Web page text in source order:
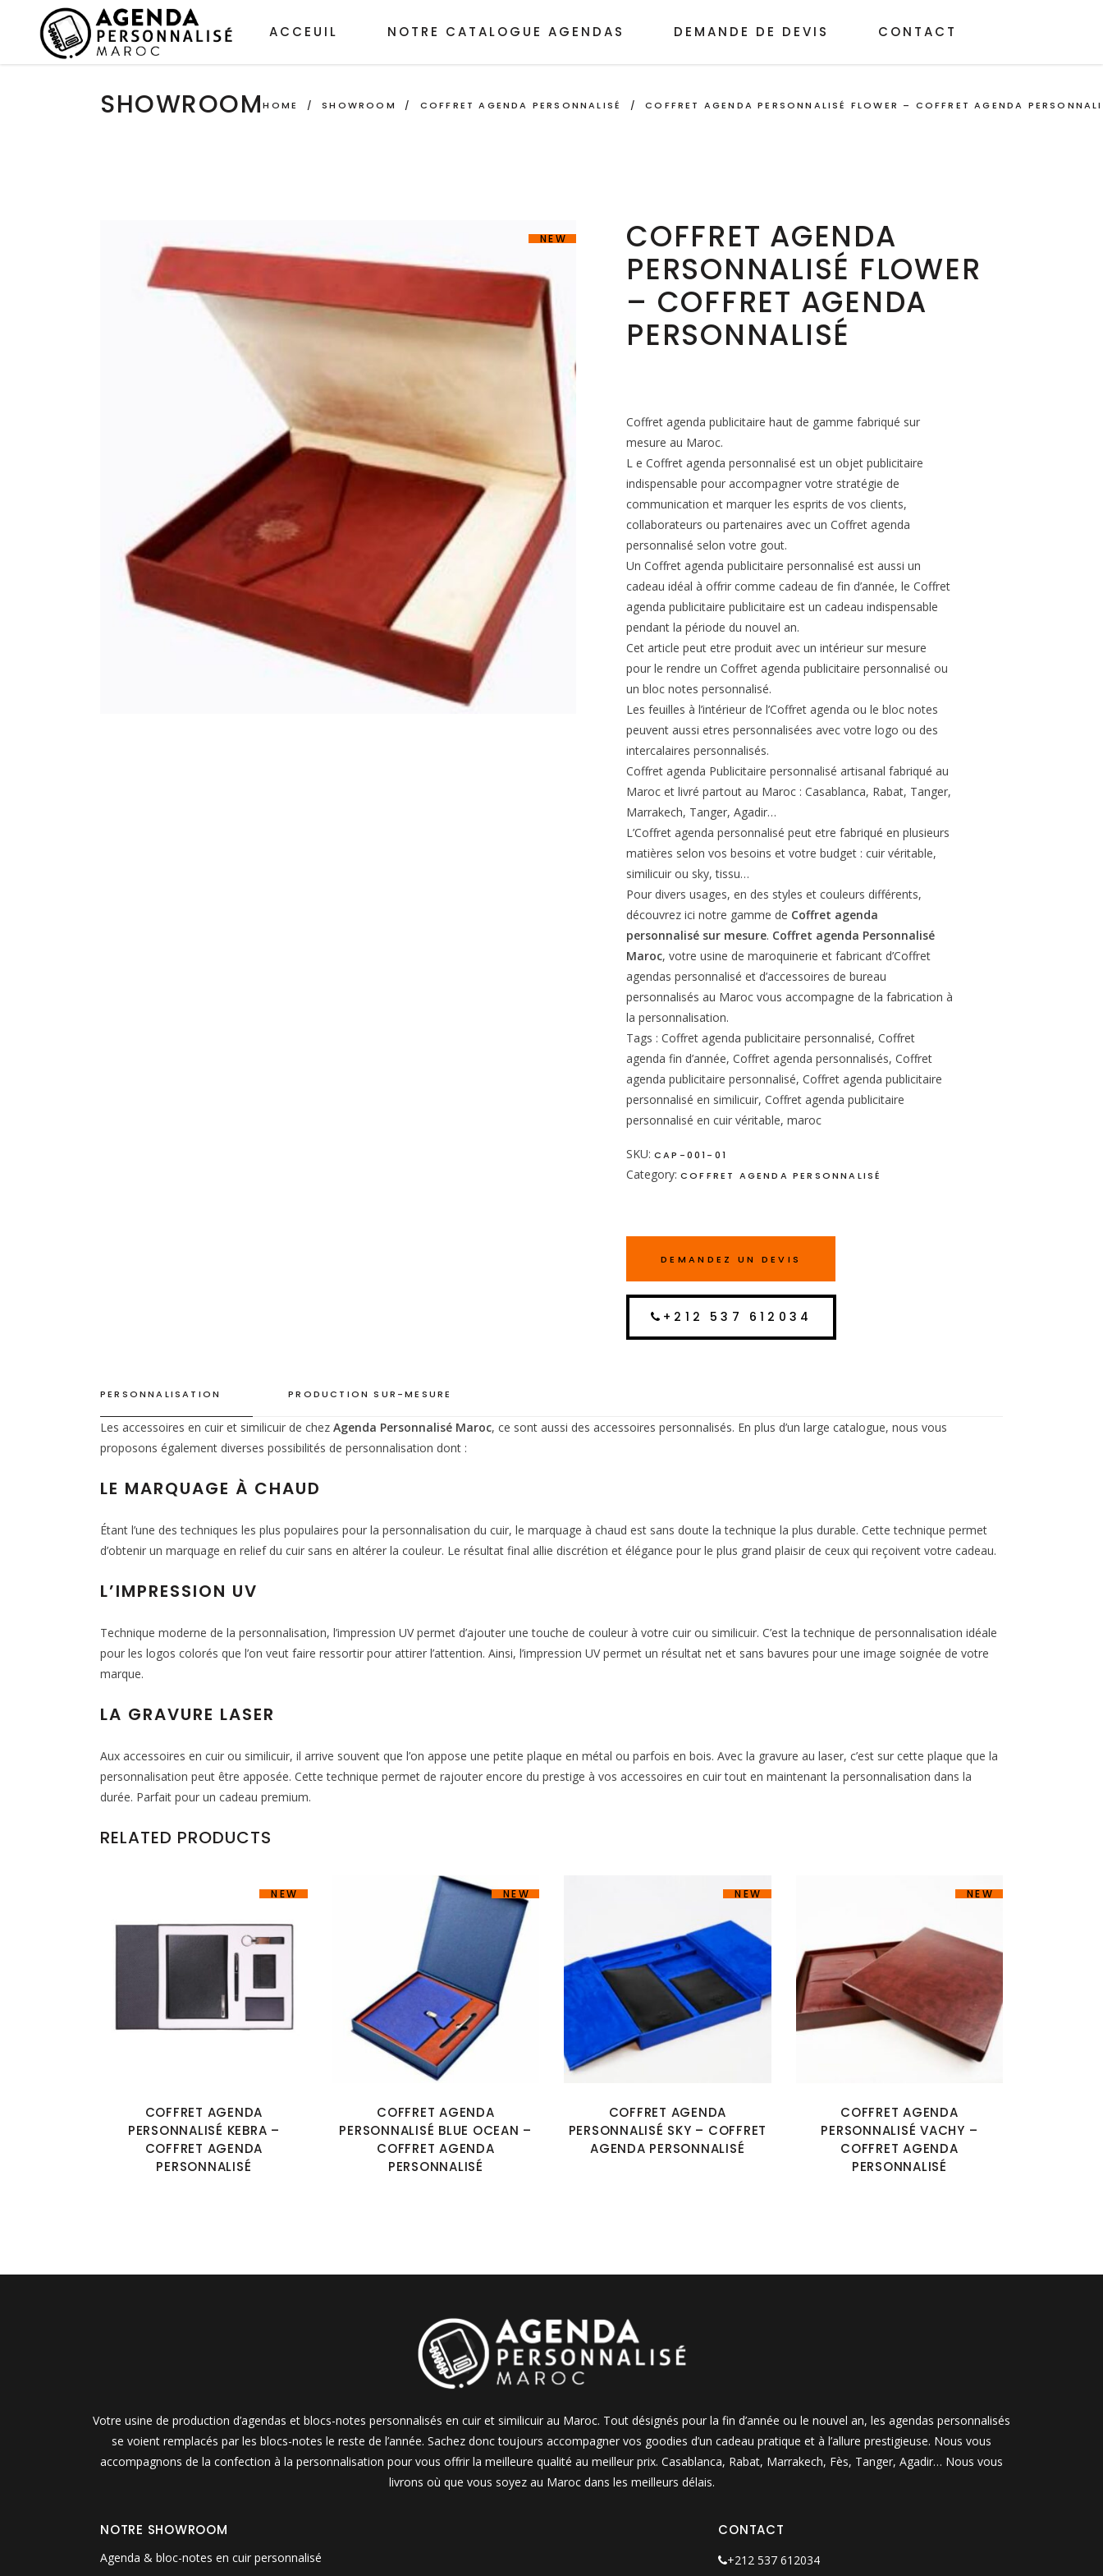
ACCEUIL NOTRE CATALOGUE AGENDAS DEMANDE DE DEVIS CONTACT
SHOWROOM HOME /SHOWROOM / COFFRET AGENDA PERSONNALISÉ /COFFRET AGENDA PERSONNALISÉ FLOWER – COFFRET AGENDA
NEW
COFFRET AGENDA
PERSONNALISÉ FLOWER
– COFFRET AGENDA
PERSONNALISÉ
Coffret agenda publicitaire haut de gamme fabriqué sur
mesure au Maroc.
L e Coffret agenda personnalisé est un objet publicitaire
indispensable pour accompagner votre stratégie de
communication et marquer les esprits de vos clients,
collaborateurs ou partenaires avec un Coffret agenda
personnalisé selon votre gout.
Un Coffret agenda publicitaire personnalisé est aussi un
cadeau idéal à offrir comme cadeau de fin d’année, le Coffret
agenda publicitaire publicitaire est un cadeau indispensable
pendant la période du nouvel an.
Cet article peut etre produit avec un intérieur sur mesure
pour le rendre un Coffret agenda publicitaire personnalisé ou
un bloc notes personnalisé.
Les feuilles à l’intérieur de l’Coffret agenda ou le bloc notes
peuvent aussi etres personnalisées avec votre logo ou des
intercalaires personnalisés.
Coffret agenda Publicitaire personnalisé artisanal fabriqué au
Maroc et livré partout au Maroc : Casablanca, Rabat, Tanger,
Marrakech, Tanger, Agadir…
L’Coffret agenda personnalisé peut etre fabriqué en plusieurs
matières selon vos besoins et votre budget : cuir véritable,
similicuir ou sky, tissu…
Pour divers usages, en des styles et couleurs différents,
découvrez ici notre gamme de Coffret agenda
personnalisé sur mesure. Coffret agenda Personnalisé
Maroc, votre usine de maroquinerie et fabricant d’Coffret
agendas personnalisé et d’accessoires de bureau
personnalisés au Maroc vous accompagne de la fabrication à
la personnalisation.
Tags : Coffret agenda publicitaire personnalisé, Coffret
agenda fin d’année, Coffret agenda personnalisés, Coffret
agenda publicitaire personnalisé, Coffret agenda publicitaire
personnalisé en similicuir, Coffret agenda publicitaire
personnalisé en cuir véritable, maroc
SKU: CAP-001-01
Category: COFFRET AGENDA PERSONNALISÉ
DEMANDEZ UN DEVIS
+212 537 612034
PERSONNALISATION PRODUCTION SUR-MESURE
Les accessoires en cuir et similicuir de chez Agenda Personnalisé Maroc, ce sont aussi des accessoires personnalisés. En plus d’un large catalogue, nous vous
proposons également diverses possibilités de personnalisation dont :
LE MARQUAGE À CHAUD
Étant l’une des techniques les plus populaires pour la personnalisation du cuir, le marquage à chaud est sans doute la technique la plus durable. Cette technique permet
d’obtenir un marquage en relief du cuir sans en altérer la couleur. Le résultat final allie discrétion et élégance pour le plus grand plaisir de ceux qui reçoivent votre cadeau.
L’IMPRESSION UV
Technique moderne de la personnalisation, l’impression UV permet d’ajouter une touche de couleur à votre cuir ou similicuir. C’est la technique de personnalisation idéale
pour les logos colorés que l’on veut faire ressortir pour attirer l’attention. Ainsi, l’impression UV permet un résultat net et sans bavures pour une image soignée de votre
marque.
LA GRAVURE LASER
Aux accessoires en cuir ou similicuir, il arrive souvent que l’on appose une petite plaque en métal ou parfois en bois. Avec la gravure au laser, c’est sur cette plaque que la
personnalisation peut être apposée. Cette technique permet de rajouter encore du prestige à vos accessoires en cuir tout en maintenant la personnalisation dans la
durée. Parfait pour un cadeau premium.
RELATED PRODUCTS
NEW
COFFRET AGENDA
PERSONNALISÉ KEBRA –
COFFRET AGENDA
PERSONNALISÉ
NEW
COFFRET AGENDA
PERSONNALISÉ BLUE OCEAN –
COFFRET AGENDA
PERSONNALISÉ
NEW
COFFRET AGENDA
PERSONNALISÉ SKY – COFFRET
AGENDA PERSONNALISÉ
NEW
COFFRET AGENDA
PERSONNALISÉ VACHY –
COFFRET AGENDA
PERSONNALISÉ
Votre usine de production d’agendas et blocs-notes personnalisés en cuir et similicuir au Maroc. Tout désignés pour la fin d’année ou le nouvel an, les agendas personnalisés
se voient remplacés par les blocs-notes le reste de l’année. Sachez donc toujours accompagner vos goodies d’un cadeau pratique et à l’allure prestigieuse. Nous vous
accompagnons de la confection à la personnalisation pour vous offrir la meilleure qualité au meilleur prix. Casablanca, Rabat, Marrakech, Fès, Tanger, Agadir… Nous vous
livrons où que vous soyez au Maroc dans les meilleurs délais.
NOTRE SHOWROOM
Agenda & bloc-notes en cuir personnalisé
CONTACT
+212 537 612034